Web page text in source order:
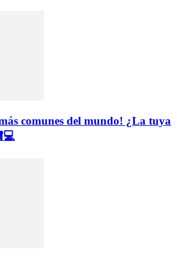
comunes del mundo! ¿La tuya